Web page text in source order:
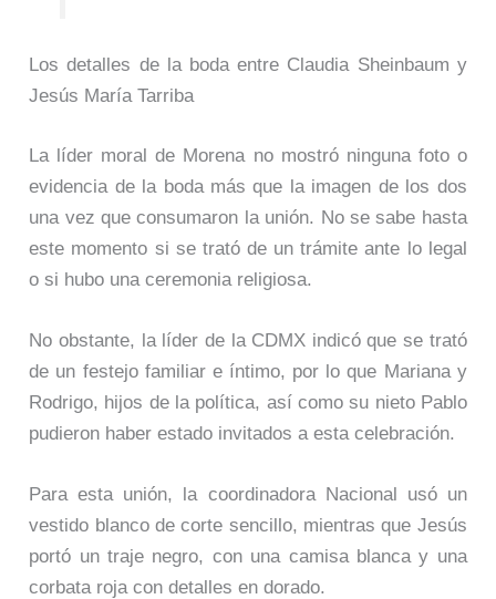
Los detalles de la boda entre Claudia Sheinbaum y
Jesús María Tarriba
La líder moral de Morena no mostró ninguna foto o
evidencia de la boda más que la imagen de los dos
una vez que consumaron la unión. No se sabe hasta
este momento si se trató de un trámite ante lo legal
o si hubo una ceremonia religiosa.
No obstante, la líder de la CDMX indicó que se trató
de un festejo familiar e íntimo, por lo que Mariana y
Rodrigo, hijos de la política, así como su nieto Pablo
pudieron haber estado invitados a esta celebración.
Para esta unión, la coordinadora Nacional usó un
vestido blanco de corte sencillo, mientras que Jesús
portó un traje negro, con una camisa blanca y una
corbata roja con detalles en dorado.